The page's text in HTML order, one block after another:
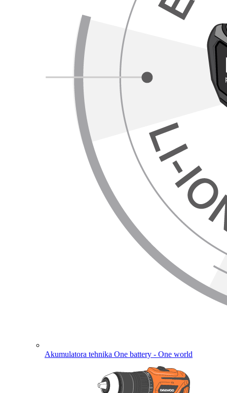
Akumulatora tehnika One battery - One world